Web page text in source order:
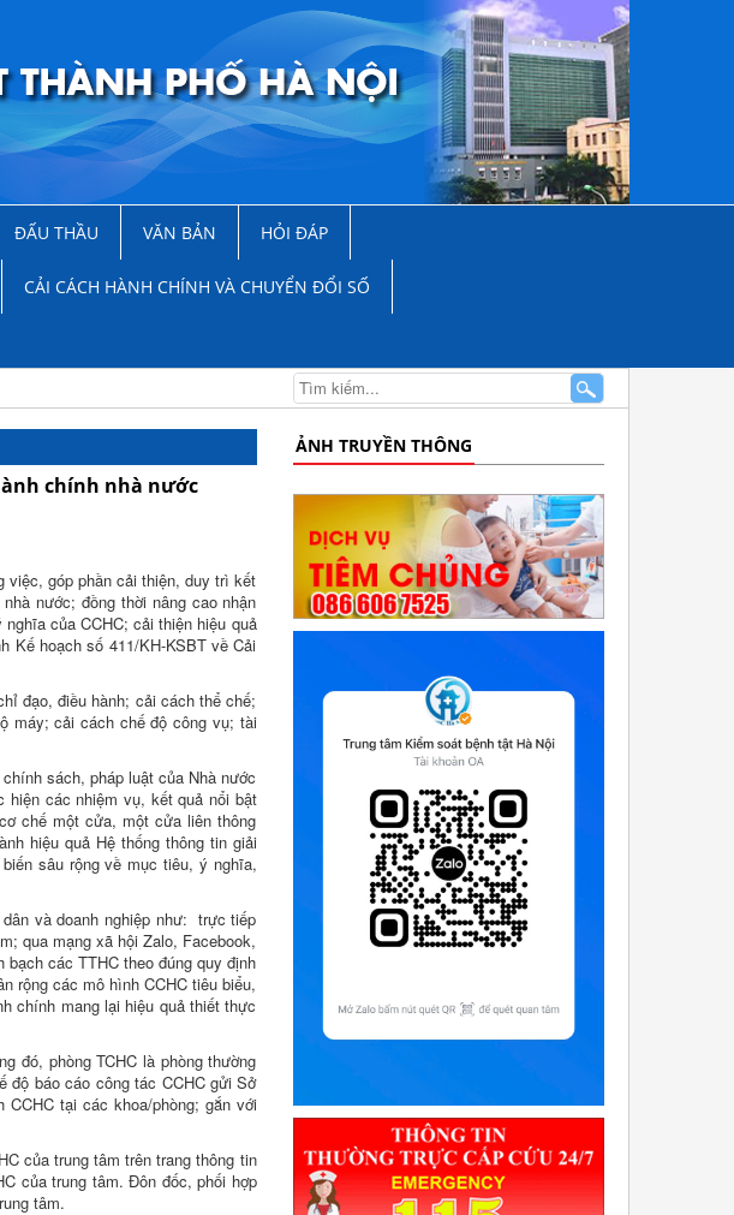
ĐẤU THẦU VĂN BẢN HỎI ĐÁP
CẢI CÁCH HÀNH CHÍNH VÀ CHUYỂN ĐỔI SỐ
chính nhà nước
việc, góp phần cải thiện, duy trì kết
nước; đồng thời nâng cao nhận
của CCHC; cải thiện hiệu quả
Kế hoạch số 411/KH-KSBT về Cải
đạo, điều hành; cải cách thể chế;
máy; cải cách chế độ công vụ; tài
sách, pháp luật của Nhà nước
hiện các nhiệm vụ, kết quả nổi bật
chế một cửa, một cửa liên thông
hiệu quả Hệ thống thông tin giải
sâu rộng về mục tiêu, ý nghĩa,
và doanh nghiệp như: trực tiếp
qua mạng xã hội Zalo, Facebook,
các TTHC theo đúng quy định
rộng các mô hình CCHC tiêu biểu,
chính mang lại hiệu quả thiết thực
đó, phòng TCHC là phòng thường
độ báo cáo công tác CCHC gửi Sở
tại các khoa/phòng; gắn với
của trung tâm trên trang thông tin
của trung tâm. Đôn đốc, phối hợp
tâm.
ẢNH TRUYỀN THÔNG